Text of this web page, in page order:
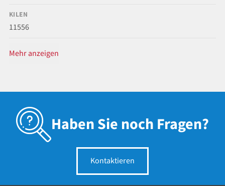
KILEN
11556
Mehr anzeigen
Haben Sie noch Fragen?
Kontaktieren